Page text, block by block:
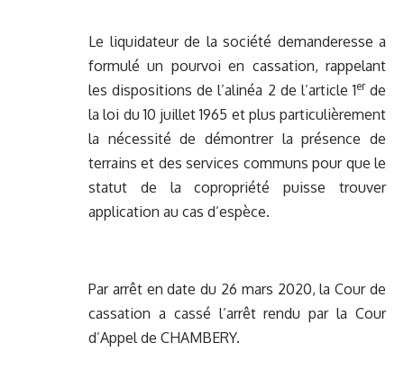
Le liquidateur de la société demanderesse a
formulé un pourvoi en cassation, rappelant
les dispositions de l’alinéa 2 de l’article 1erde
la loi du 10 juillet 1965 et plus particulièrement
la nécessité de démontrer la présence de
terrains et des services communs pour que le
statut de la copropriété puisse trouver
application au cas d’espèce.
Par arrêt en date du 26 mars 2020, la Cour de
cassation a cassé l’arrêt rendu par la Cour
d’Appel de CHAMBERY.